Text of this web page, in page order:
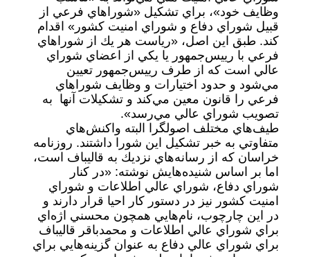
وظايف خود»، براي تشكيل «شوراهاي فرعي از
قبيل شوراي دفاع و شوراي امنيت كشور» اقدام
كند. طبق اين اصل، «رياست هر يك از شوراهاي
فرعي با رييس‌جمهور يا يكي از اعضاي شوراي
عالي است كه از طرف رييس‌جمهور تعيين
مي‌شود و حدود اختيارات و وظايف شوراهاي
فرعي را قانون معين مي‌كند و تشكيلات آنها به
تصويب شوراي عالي مي‌رسد».
طيف‌هاي مختلف اصولگرا البته واكنش‌هاي
متفاوتي به خبر تشكيل اين شورا داشتند. روزنامه
خراسان كه از رسانه‌هاي نزديك به قاليباف است،
اما بر اساس شنيده‌هايش نوشته: «در كنار
شوراي دفاع، شوراي عالي اطلاعات و شوراي
امنيت كشور نيز در دستور كار احيا قرار دارند و
در اين چارچوب، نام‌هايي همچون محسني اژه‌اي
براي شوراي عالي اطلاعات و محمدباقر قاليباف
براي شوراي عالي دفاع به عنوان گزينه‌هايي براي